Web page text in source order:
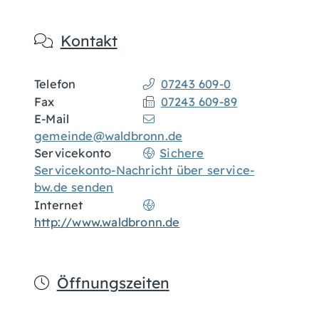
Kontakt
Telefon
07243 609-0
Fax
07243 609-89
E-Mail
gemeinde@waldbronn.de
Servicekonto
Sichere
Servicekonto-Nachricht über service-
bw.de senden
Internet
http://www.waldbronn.de
Öffnungszeiten